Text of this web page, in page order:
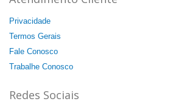
Privacidade
Termos Gerais
Fale Conosco
Trabalhe Conosco
Redes Sociais